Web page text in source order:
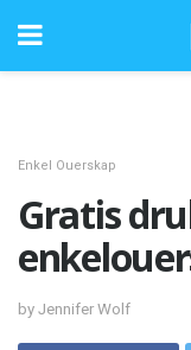
Enkel Ouerskap
Gratis
by Jennifer Wolf